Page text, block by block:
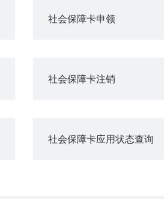
社会保障卡申领
社会保障卡注销
社会保障卡应用状态查询